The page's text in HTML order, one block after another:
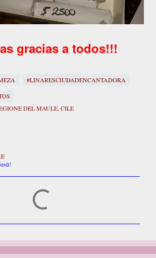
gracias a todos!!!
#LINARESCIUDADENCANTADORA
DEL MAULE, CILE